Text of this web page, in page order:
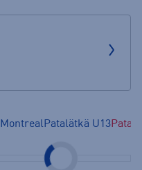
MontrealPatalätkä U13